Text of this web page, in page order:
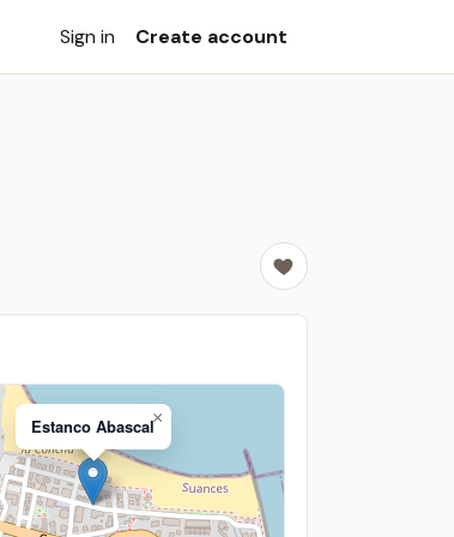
Sign in Create account
Estanco Abascal×